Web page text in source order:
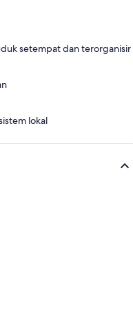
setempat dan terorganisir
lokal